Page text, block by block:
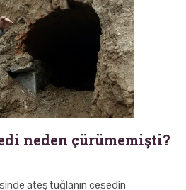
neden çürümemişti?
ateş tuğlanın cesedin